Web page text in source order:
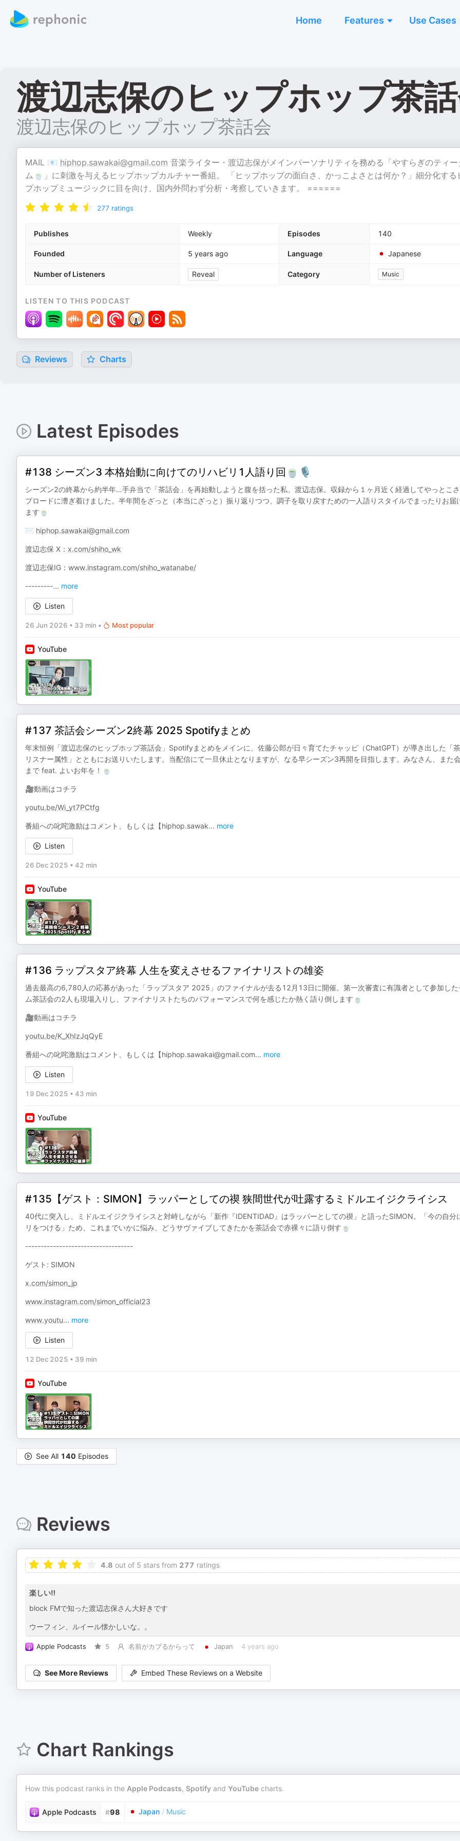
Home Features Use Cases
渡辺志保のヒップホップ茶
渡辺志保のヒップホップ茶話会
MAIL 📧 hiphop.sawakai@gmail.com 音楽ライター・渡辺志保がメインパーソナリティを務める「やすらぎのティー
ム🍵」に刺激を与えるヒップホップカルチャー番組。 「ヒップホップの面白さ、かっこよさとは何か？」細分化する
プホップミュージックに目を向け、国内外問わず分析・考察していきます。 ======
277 ratings
Publishes Weekly Episodes 140
Founded 5 years ago Language Japanese
Number of Listeners Reveal Category Music
LISTEN TO THIS PODCAST
Reviews Charts
Latest Episodes
#138 シーズン3 本格始動に向けてのリハビリ1人語り回🍵🎙️
シーズン2の終幕から約半年…手弁当で「茶話会」を再始動しようと腹を括った私、渡辺志保。収録から１ヶ月近く経過してやっとこ
プロードに漕ぎ着けました。半年間をざっと（本当にざっと）振り返りつつ、調子を取り戻すための一人語りスタイルでまったりお届
ます🍵
✉️ hiphop.sawakai@gmail.com
渡辺志保 X： x.com/shiho_wk
渡辺志保IG： www.instagram.com/shiho_watanabe/
---------... more
Listen
26 Jun 2026 • 33 min • Most popular
YouTube
#137 茶話会シーズン2終幕 2025 Spotifyまとめ
年末恒例「渡辺志保のヒップホップ茶話会」Spotifyまとめをメインに、佐藤公郎が日々育てたチャッピ（ChatGPT）が導き出した「
リスナー属性」とともにお送りいたします。当配信にて一旦休止となりますが、なる早シーズン3再開を目指します。みなさん、また
まで feat. よいお年を！🍵
🎥動画はコチラ
youtu.be/Wi_yt7PCtfg
番組への叱咤激励はコメント、もしくは【⁠⁠⁠⁠⁠⁠⁠⁠⁠⁠⁠⁠⁠⁠⁠⁠⁠⁠⁠⁠⁠⁠⁠⁠⁠⁠⁠⁠hiphop.sawak... more
Listen
26 Dec 2025 • 42 min
YouTube
#136 ラップスタア終幕 人生を変えさせるファイナリストの雄姿
過去最高の6,780人の応募があった「ラップスタア 2025」のファイナルが去る12月13日に開催。第一次審査に有識者として参加した
ム茶話会の2人も現場入りし、ファイナリストたちのパフォーマンスで何を感じたか熱く語り倒します🍵
🎥動画はコチラ
youtu.be/K_XhIzJqQyE
番組への叱咤激励はコメント、もしくは【⁠⁠⁠⁠⁠⁠⁠⁠⁠⁠⁠⁠⁠⁠⁠⁠⁠⁠⁠⁠⁠⁠⁠⁠⁠⁠⁠hiphop.sawakai@gmail.com⁠⁠⁠⁠⁠⁠⁠⁠⁠⁠⁠⁠⁠⁠⁠⁠⁠⁠⁠⁠⁠⁠... more
Listen
19 Dec 2025 • 43 min
YouTube
#135【ゲスト：SIMON】ラッパーとしての禊 狭間世代が吐露するミドルエイジクライシス
40代に突入し、ミドルエイジクライシスと対峙しながら「新作『IDENTIDAD』はラッパーとしての禊」と語ったSIMON。「今の自分
リをつける」ため、これまでいかに悩み、どうサヴァイブしてきたかを茶話会で赤裸々に語り倒す🍵
-----------------------------------
ゲスト: SIMON
x.com/simon_jp
www.instagram.com/simon_official23
www.youtu... more
Listen
12 Dec 2025 • 39 min
YouTube
See All 140 Episodes
Reviews
4.8 out of 5 stars from 277 ratings
楽しい‼︎
block FMで知った渡辺志保さん大好きです
ウーフィン、ルイール懐かしいな。。
Apple Podcasts 5 名前がカブるからって Japan 4 years ago
See More Reviews Embed These Reviews on a Website
Chart Rankings
How this podcast ranks in the Apple Podcasts, Spotify and YouTube charts.
Apple Podcasts #98 Japan / Music